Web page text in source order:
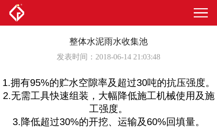
整体水泥雨水收集池
发表时间：2018-06-14 21:03:48
1.拥有95%的贮水空隙率及超过30吨的抗压强度。
2.无需工具快速组装，大幅降低施工机械使用及施
工强度。
3.降低超过30%的开挖、运输及60%回填量。